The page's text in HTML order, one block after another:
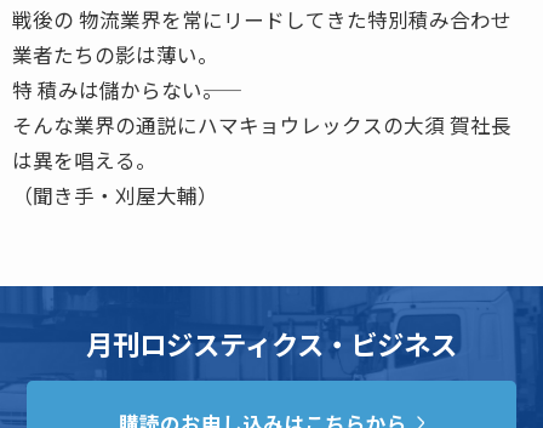
戦後の 物流業界を常にリードしてきた特別積み合わせ
業者たちの影は薄い。
特 積みは儲からない――。
そんな業界の通説にハマキョウレックスの大須 賀社長
は異を唱える。
（聞き手・刈屋大輔）
月刊ロジスティクス・ビジネス